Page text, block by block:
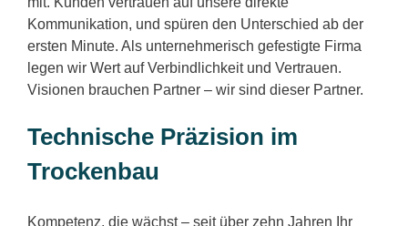
Kommunikation, und spüren den Unterschied ab der
ersten Minute. Als unternehmerisch gefestigte Firma
legen wir Wert auf Verbindlichkeit und Vertrauen.
Visionen brauchen Partner – wir sind dieser Partner.
Technische Präzision im
Trockenbau
Kompetenz, die wächst – seit über zehn Jahren Ihr